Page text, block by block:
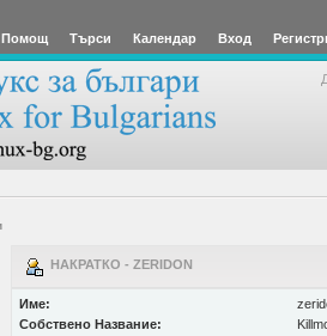
Помощ Търси Календар Вход
НАКРАТКО - ZERIDON
Име:
Собствено Название: